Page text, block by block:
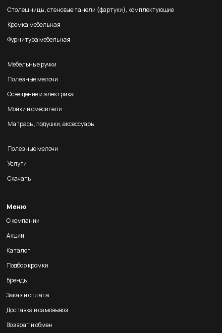
Столешницы, стеновые панели (фартуки), комплектующие
Кромка мебельная
Фурнитура мебельная
Мебельные ручки
Полезные мелочи
Освещение и электрика
Мойки и смесители
Матрасы, подушки, аксессуары
Полезные мелочи
Услуги
Скачать
Меню
О компании
Акции
Каталог
Подбор кромки
Бренды
Заказ и оплата
Доставка и самовывоз
Возврат и обмен